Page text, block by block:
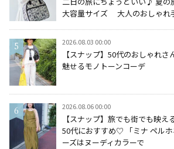
大容量サイズ 大人のおしゃれ
2026.08.03 00:00
【スナップ】50代のおしゃれ
魅せるモノトーンコーデ
2026.08.06 00:00
【スナップ】旅でも街でも映え
50代におすすめ♡ 「ミナ ペル
ーズはヌーディカラーで